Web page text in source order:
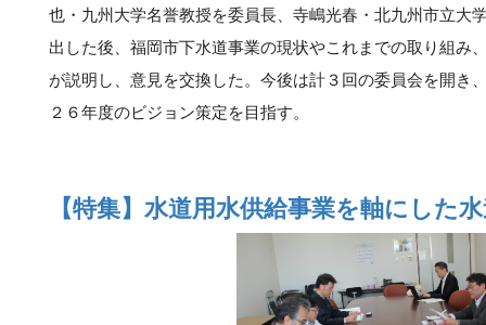
也・九州大学名誉教授を委員長、寺嶋光春・北九州市立大
出した後、福岡市下水道事業の現状やこれまでの取り組み
が説明し、意見を交換した。今後は計３回の委員会を開き
２６年度のビジョン策定を目指す。
【特集】水道用水供給事業を軸にした